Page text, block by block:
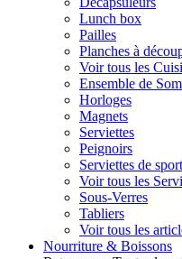
Lunch box
Pailles
Planches à
Voir tous les
Ensemble de
Horloges
Magnets
Serviettes
Peignoirs
Serviettes de sport
Voir tous les
Sous-Verres
Tabliers
Voir tous les
Nourriture & Boissons